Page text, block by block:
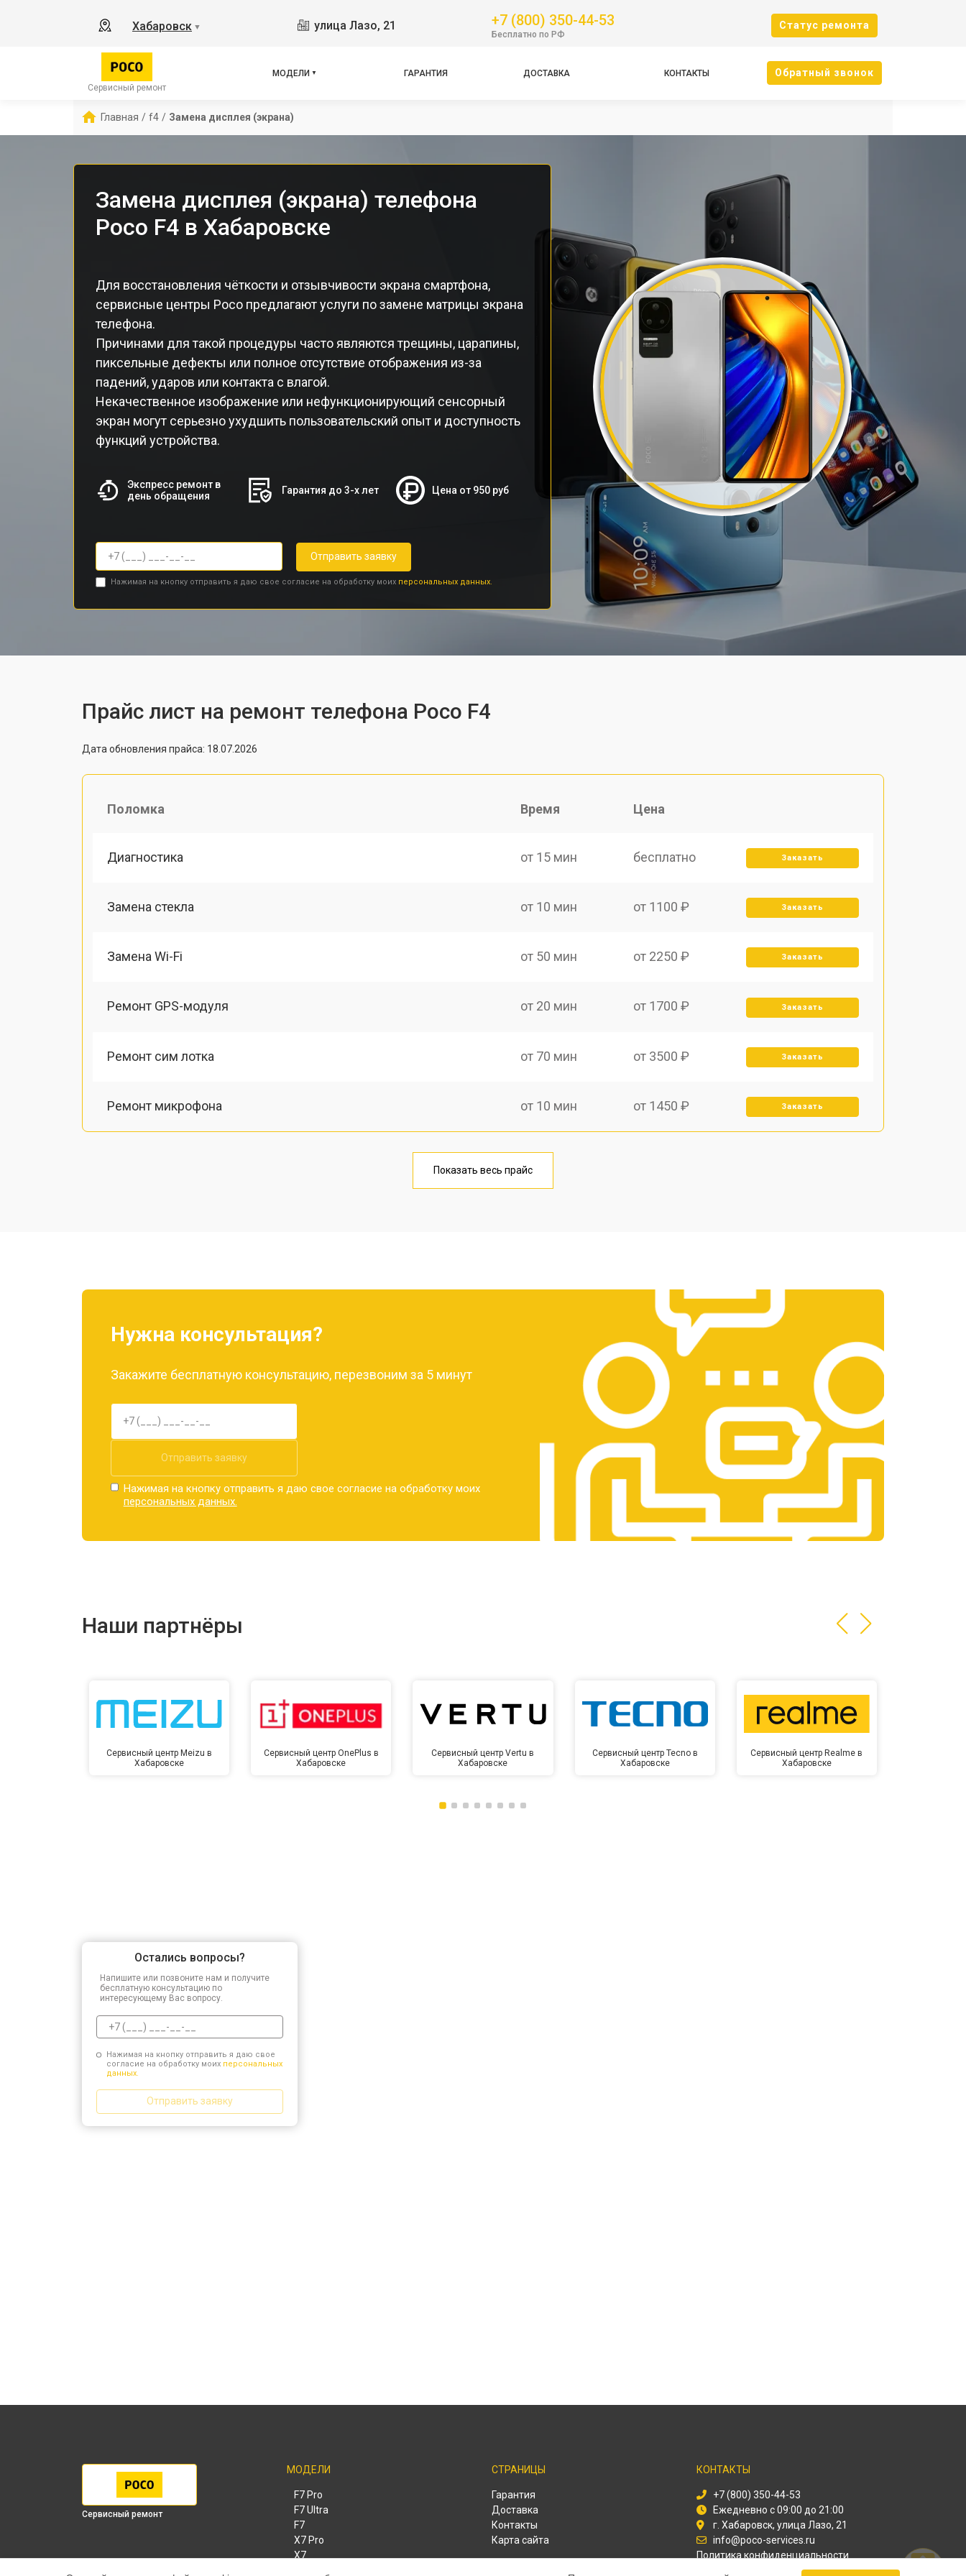
Хабаровск ▼ улица Лазо, 21 +7 (800) 350-44-53
Бесплатно по РФ
Cтатус ремонта
Сервисный ремонт
МОДЕЛИ
X3 GT
X3 Pro
ГАРАНТИЯ ДОСТАВКА КОНТАКТЫ Oбратный звонок
Главная / f4 / Замена дисплея (экрана)
Замена дисплея (экрана) телефона
Poco F4 в Хабаровске
Для восстановления чёткости и отзывчивости экрана смартфона,
сервисные центры Poco предлагают услуги по замене матрицы экрана
телефона.
Причинами для такой процедуры часто являются трещины, царапины,
пиксельные дефекты или полное отсутствие отображения из-за
падений, ударов или контакта с влагой.
Некачественное изображение или нефункционирующий сенсорный
экран могут серьезно ухудшить пользовательский опыт и доступность
функций устройства.
Экспресс ремонт в
день обращения
Гарантия до 3-х лет Цена от 950 руб
Отправить заявку
Нажимая на кнопку отправить я даю свое согласие на обработку моих персональных данных.
Прайс лист на ремонт телефона Poco F4
Дата обновления прайса: 18.07.2026
Поломка Время Цена
Диагностика от 15 мин бесплатно Заказать
Замена стекла от 10 мин от 1100 ₽ Заказать
Замена Wi-Fi от 50 мин от 2250 ₽ Заказать
Ремонт GPS-модуля от 20 мин от 1700 ₽ Заказать
Ремонт сим лотка от 70 мин от 3500 ₽ Заказать
Ремонт микрофона от 10 мин от 1450 ₽ Заказать
от 40 мин
от 3300 ₽
от 1400 ₽ Заказать
Замена дисплея (экрана) от 2700 ₽ Заказать
Замена аккумулятора от 950 ₽ Заказать
Замена кнопки включения от 1750 ₽
Показать весь прайс
Нужна консультация?
Закажите бесплатную консультацию, перезвоним за 5 минут
Отправить заявку
Нажимая на кнопку отправить я даю свое согласие на обработку моих
персональных данных.
Наши партнёры
Сервисный центр Meizu в
Хабаровске
Сервисный центр OnePlus в
Хабаровске
Сервисный центр Vertu в
Хабаровске
Сервисный центр Tecno в
Хабаровске
Сервисный центр Realme в
Хабаровске
Остались вопросы?
Напишите или позвоните нам и получите
бесплатную консультацию по
интересующему Вас вопросу.
Нажимая на кнопку отправить я даю свое
согласие на обработку моих персональных
данных.
Отправить заявку
Сервисный ремонт
МОДЕЛИ
F7 Pro
F7 Ultra
F7
X7 Pro
X7
СТРАНИЦЫ
Гарантия
Доставка
Контакты
Карта сайта
КОНТАКТЫ
+7 (800) 350-44-53
Ежедневно с 09:00 до 21:00
г. Хабаровск, улица Лазо, 21
info@poco-services.ru
Политика конфиденциальности